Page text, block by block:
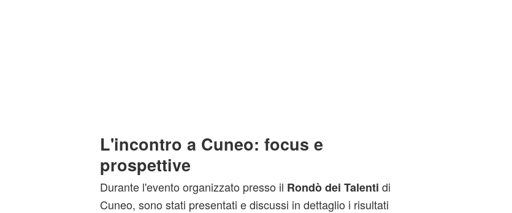
L'incontro a Cuneo: focus e
prospettive
Durante l'evento organizzato presso il Rondò dei Talenti di
Cuneo, sono stati presentati e discussi in dettaglio i risultati